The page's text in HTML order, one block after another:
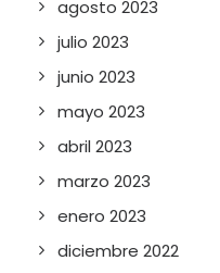
agosto 2023
julio 2023
junio 2023
mayo 2023
abril 2023
marzo 2023
enero 2023
diciembre 2022